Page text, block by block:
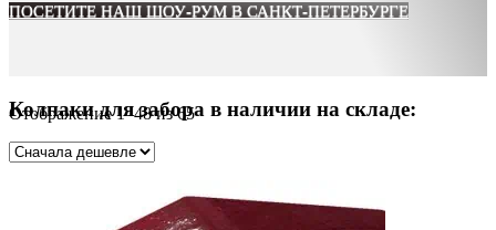
ПОСЕТИТЕ НАШ ШОУ-РУМ В САНКТ-ПЕТЕРБУРГЕ
Колпаки для забора в наличии на складе:
Отображение 1–48 из 65Цены: